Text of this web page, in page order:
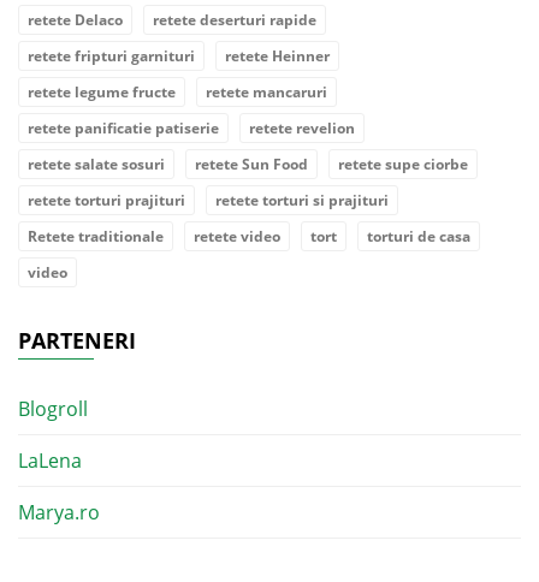
retete Delaco
retete deserturi rapide
retete fripturi garnituri
retete Heinner
retete legume fructe
retete mancaruri
retete panificatie patiserie
retete revelion
retete salate sosuri
retete Sun Food
retete supe ciorbe
retete torturi prajituri
retete torturi si prajituri
Retete traditionale
retete video tort
torturi de casa
video
PARTENERI
Blogroll
LaLena
Marya.ro